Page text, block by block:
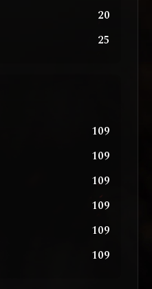
20
25
109
109
109
109
109
109